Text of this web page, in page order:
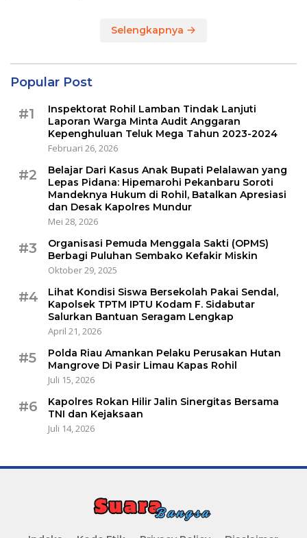
Selengkapnya
Popular Post
#1
Inspektorat Rohil Lamban Tindak Lanjuti
Laporan Warga Minta Audit Anggaran
Kepenghuluan Teluk Mega Tahun 2023-2024
Februari 26, 2026
#2
Belajar Dari Kasus Anak Bupati Pelalawan yang
Lepas Pidana: Hipemarohi Pekanbaru Soroti
Mandeknya Hukum di Rohil, Batalkan Apresiasi
dan Desak Kapolres Mundur
Mei 28, 2026
#3
Organisasi Pemuda Menggala Sakti (OPMS)
Berbagi Puluhan Sembako Kefakir Miskin
Oktober 29, 2025
#4
Lihat Kondisi Siswa Bersekolah Pakai Sendal,
Kapolsek TPTM IPTU Kodam F. Sidabutar
Salurkan Bantuan Seragam Lengkap
April 21, 2026
#5
Polda Riau Amankan Pelaku Perusakan Hutan
Mangrove Di Pasir Limau Kapas Rohil
Juli 15, 2026
#6
Kapolres Rokan Hilir Jalin Sinergitas Bersama
TNI dan Kejaksaan
Juli 14, 2026